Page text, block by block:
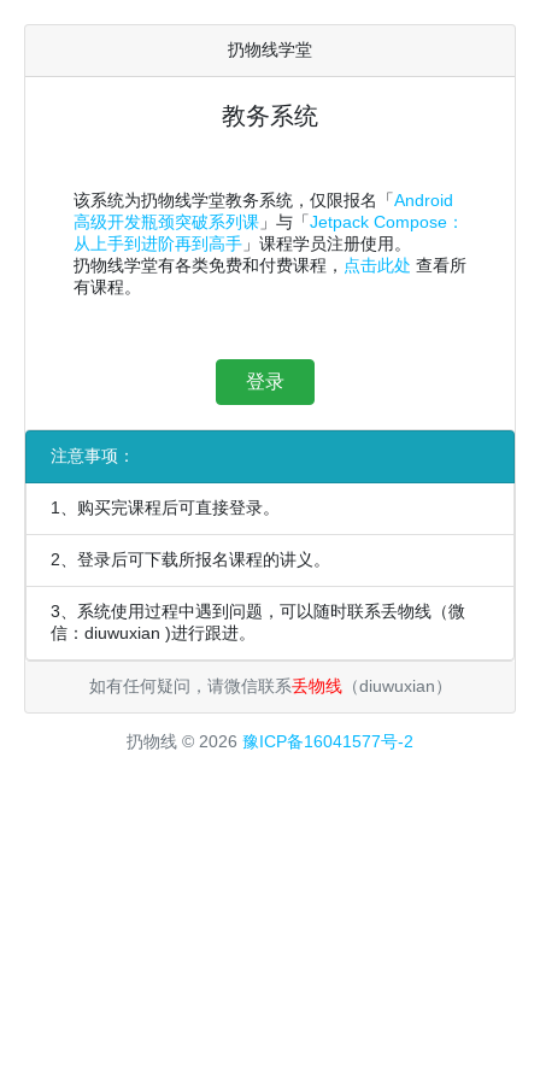
扔物线学堂
教务系统
该系统为扔物线学堂教务系统，仅限报名「Android
高级开发瓶颈突破系列课 」与「Jetpack Compose：
从上手到进阶再到高手 」课程学员注册使用。
扔物线学堂有各类免费和付费课程， 点击此处 查看所
有课程。
登录
注意事项：
1、购买完课程后可直接登录。
2、登录后可下载所报名课程的讲义。
3、系统使用过程中遇到问题，可以随时联系丢物线（微
信：diuwuxian )进行跟进。
如有任何疑问，请微信联系丢物线（diuwuxian）
扔物线 © 2026 豫ICP备16041577号-2